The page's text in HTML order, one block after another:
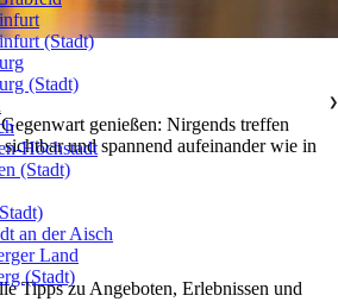
genießen: Nirgends treffen
und spannend aufeinander wie in
Tipps zu Angeboten, Erlebnissen und
(Stadt)
(Stadt)
❯
Höchstadt
(Stadt)
an der Aisch
Land
(Stadt)